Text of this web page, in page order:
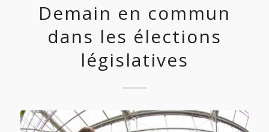
Demain en commun
dans les élections
législatives